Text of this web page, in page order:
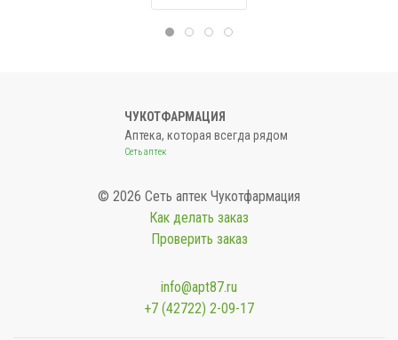
ЧУКОТФАРМАЦИЯ
Аптека, которая всегда рядом
Сеть аптек
© 2026 Сеть аптек Чукотфармация
Как делать заказ
Проверить заказ
info@apt87.ru
+7 (42722) 2-09-17